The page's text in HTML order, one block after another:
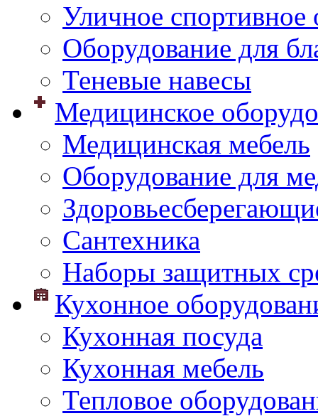
Уличное спортивное
Оборудование для
Теневые навесы
Медицинское
Медицинская мебель
Оборудование для
Сантехника
Наборы защитных
Кухонное
Кухонная посуда
Кухонная мебель
Тепловое